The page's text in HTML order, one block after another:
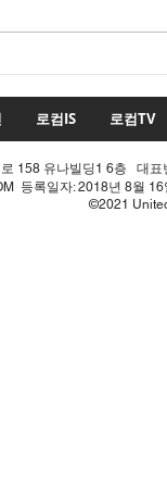
적 쇄신으론
로컴IS 로컴TV
로 158 유나빌딩1 6층 대
등록일자: 2018년 8월
©2021